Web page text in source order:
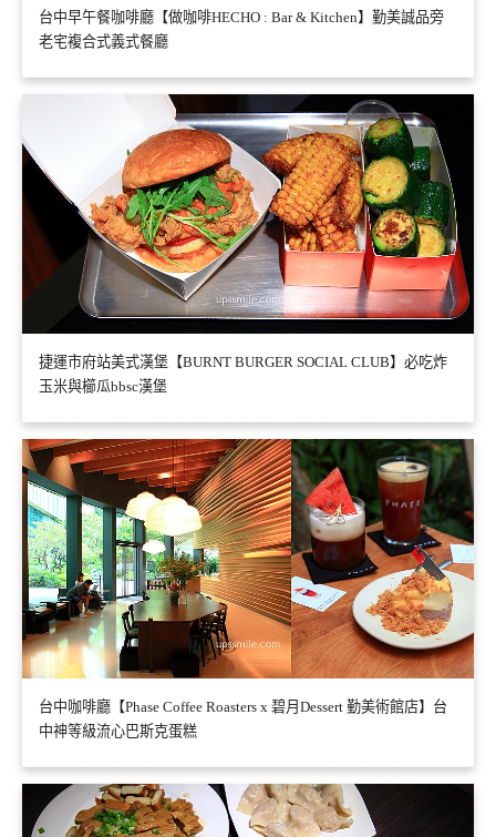
台中早午餐咖啡廳【做咖啡HECHO : Bar & Kitchen】勤美誠品旁
老宅複合式義式餐廳
捷運市府站美式漢堡【BURNT BURGER SOCIAL CLUB】必吃炸
玉米與櫛瓜bbsc漢堡
台中咖啡廳【Phase Coffee Roasters x 碧月Dessert 勤美術館店】台
中神等級流心巴斯克蛋糕